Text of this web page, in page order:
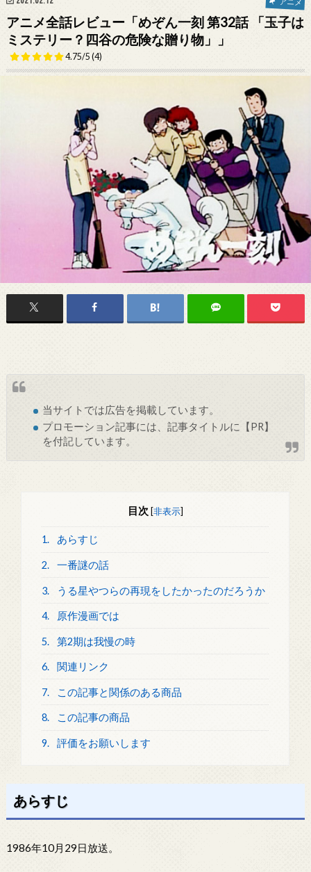
アニメ全話レビュー「めぞん一刻 第32話 「玉子は
ミステリー？四谷の危険な贈り物」」
4.75/5 (4)
当サイトでは広告を掲載しています。
プロモーション記事には、記事タイトルに【PR】
を付記しています。
目次 [非表示]
1. あらすじ
2. 一番謎の話
3. うる星やつらの再現をしたかったのだろうか
4. 原作漫画では
5. 第2期は我慢の時
6. 関連リンク
7. この記事と関係のある商品
8. この記事の商品
9. 評価をお願いします
あらすじ
1986年10月29日放送。